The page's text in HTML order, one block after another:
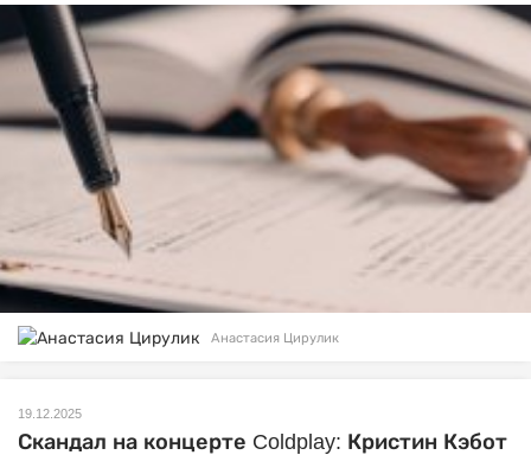
Анастасия Цирулик
19.12.2025
Скандал на концерте Coldplay: Кристин Кэбот